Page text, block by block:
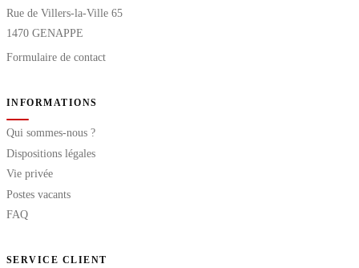
Rue de Villers-la-Ville 65
1470 GENAPPE
Formulaire de contact
INFORMATIONS
Qui sommes-nous ?
Dispositions légales
Vie privée
Postes vacants
FAQ
SERVICE CLIENT